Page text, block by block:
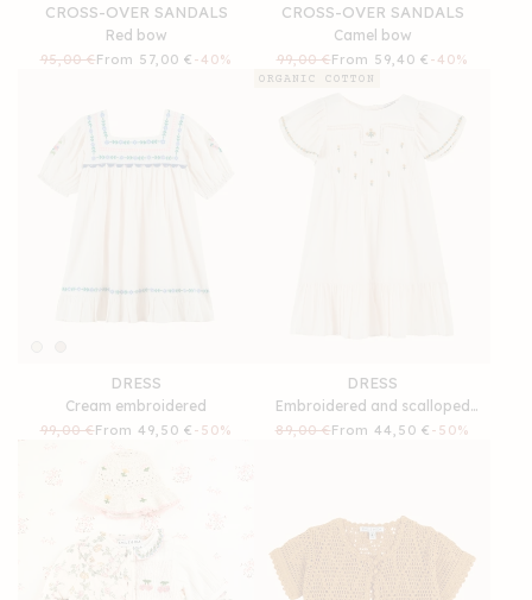
CROSS-OVER SANDALS
Red bow
Regular
95,00 €
Sale
From 57,00 € -40%
CROSS-OVER SANDALS
Camel bow
Regular
price
99,00 €
Sale
price
From 59,40 € -40%
DRESS
Cream embroidered
Regular
99,00 €
Sale
From 49,50 € -50%
DRESS
Embroidered and scalloped
cream
Regular
89,00 €
Sale
From 44,50 € -50%
ORGANIC COTTON